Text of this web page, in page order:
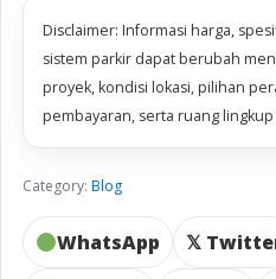
Disclaimer: Informasi harga,
sistem parkir dapat berubah
proyek, kondisi lokasi, pilihan
pembayaran, serta ruang lingkup
Category: Blog
WhatsApp 𝕏